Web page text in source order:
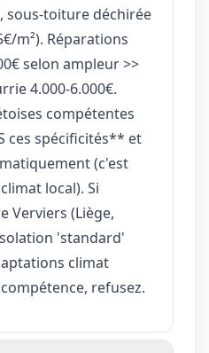
sous-toiture déchirée
m²). Réparations
selon ampleur >>
4.000-6.000€.
compétentes
ces spécificités** et
(c'est
local). Si
Verviers (Liège,
'standard'
climat
refusez.